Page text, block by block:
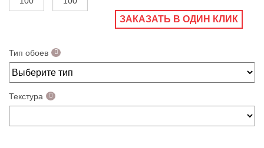
ЗАКАЗАТЬ В ОДИН КЛИК
Тип обоев
Текстура